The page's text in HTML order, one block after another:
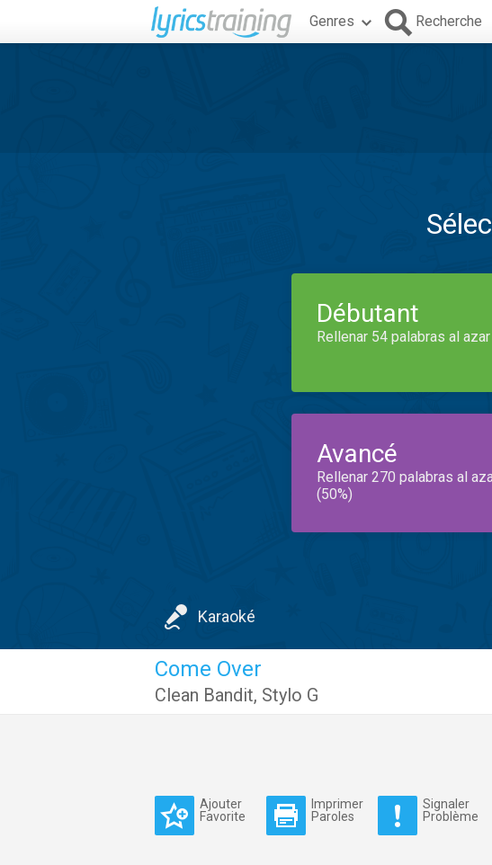
Genres Recherche
Débutant
Rellenar 54 palabras al
Avancé
Rellenar 270 palabras al
(50%)
Karaoké
Come Over
Clean Bandit, Stylo G
Ajouter
Favorite
Imprimer
Paroles
Signaler
Problème